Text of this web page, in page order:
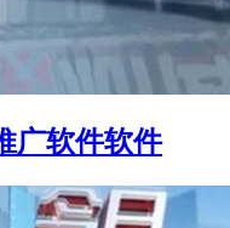
广软件软件